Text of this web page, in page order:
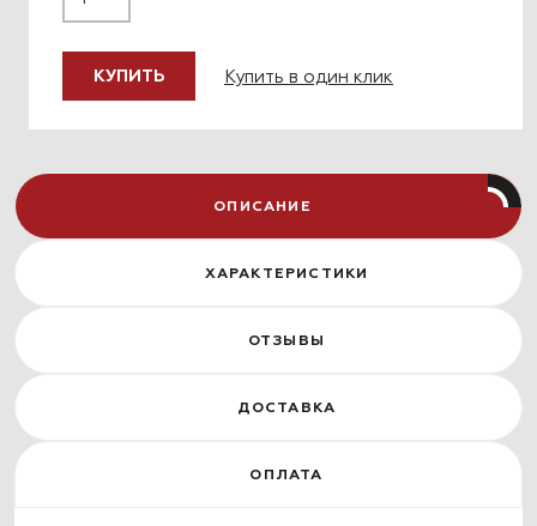
КУПИТЬ Купить в один клик
ОПИСАНИЕ
ХАРАКТЕРИСТИКИ
ОТЗЫВЫ
ДОСТАВКА
ОПЛАТА